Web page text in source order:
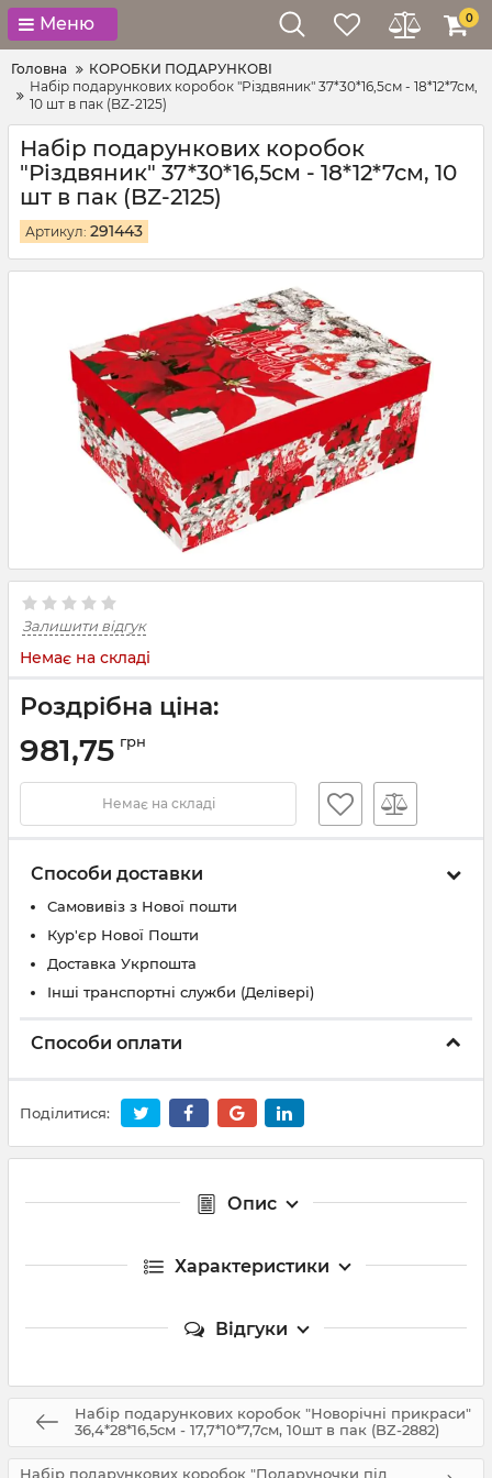
Меню 0
Головна
КОРОБКИ ПОДАРУНКОВІ
Набір подарункових коробок "Різдвяник" 37*30*16,5см - 18*12*7см,
10 шт в пак (BZ-2125)
Набір подарункових коробок
"Різдвяник" 37*30*16,5см - 18*12*7см, 10
шт в пак (BZ-2125)
Артикул: 291443
Залишити відгук
Немає на складі
Роздрібна ціна:
981,75 грн
Немає на складі
Способи доставки
Самовивіз з Нової пошти
Кур'єр Нової Пошти
Доставка Укрпошта
Інші транспортні служби (Делівері)
Способи оплати
Поділитися:
Опис
Характеристики
Відгуки
Набір подарункових коробок "Новорічні прикраси"
36,4*28*16,5см - 17,7*10*7,7см, 10шт в пак (BZ-2882)
Набір подарункових коробок "Подаруночки під